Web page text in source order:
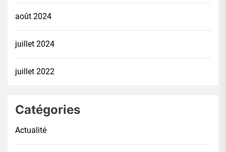
août 2024
juillet 2024
juillet 2022
Catégories
Actualité